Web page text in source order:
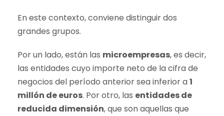
En este contexto, conviene distinguir dos
grandes grupos.
Por un lado, están las microempresas, es decir,
las entidades cuyo importe neto de la cifra de
negocios del período anterior sea inferior a1
millón de euros. Por otro, las entidades de
reducida dimensión, que son aquellas que